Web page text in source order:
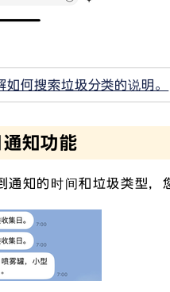
如何搜索垃圾分类的说明。
知功能
通知的时间和垃圾类型，